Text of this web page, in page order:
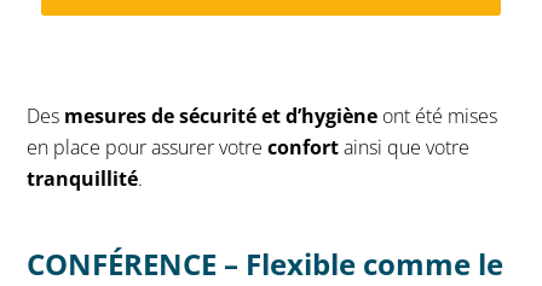
Des mesures de sécurité et d’hygiène ont été mises
en place pour assurer votreconfortainsi que votre
tranquillité.
CONFÉRENCE – Flexible comme le